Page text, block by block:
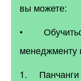
вы можете:
•
менеджменту
1.